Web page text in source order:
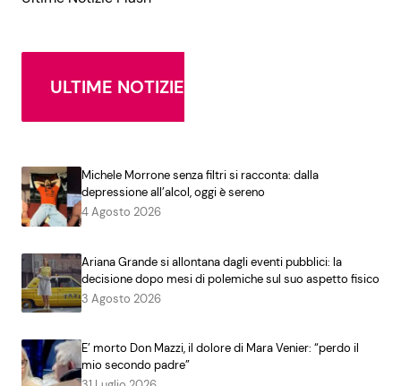
ULTIME NOTIZIE
Michele Morrone senza filtri si racconta: dalla
depressione all’alcol, oggi è sereno
4 Agosto 2026
Ariana Grande si allontana dagli eventi pubblici: la
decisione dopo mesi di polemiche sul suo aspetto fisico
3 Agosto 2026
E’ morto Don Mazzi, il dolore di Mara Venier: “perdo il
mio secondo padre”